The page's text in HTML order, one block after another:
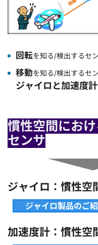
回転を知る/検出するセ
移動を知る/検出するセ
ジャイロと加速度
慣性空間にお
センサ
ジャイロ：慣性空
ジャイロ製品のご
加速度計：慣性空